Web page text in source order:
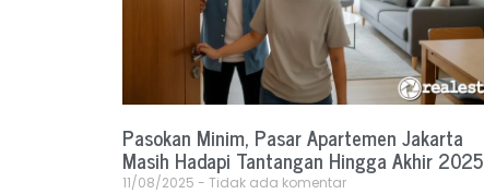
Pasokan Minim, Pasar Apartemen Jakarta
Masih Hadapi Tantangan Hingga Akhir 2025
11/08/2025 Tidak ada komentar